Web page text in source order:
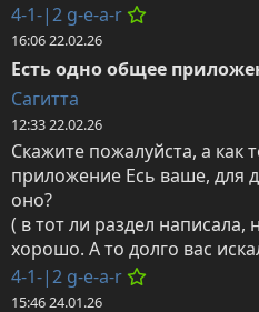
4-1-|2 g-e-a-r
16:06 22.02.26
Есть одно общее
Сагитта
12:33 22.02.26
Скажите пожалуйста, а как
приложение Есь ваше, для
оно?
( в тот ли раздел
хорошо. А то долго вас
4-1-|2 g-e-a-r
15:46 24.01.26